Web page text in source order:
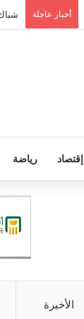
أخبار عاجلة
إقتصاد رياضة
الأخيرة